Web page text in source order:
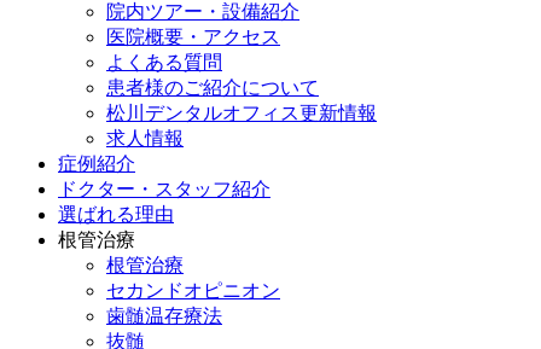
院内ツアー・設備紹介
医院概要・アクセス
よくある質問
患者様のご紹介について
松川デンタルオフィス更新情報
求人情報
症例紹介
ドクター・スタッフ紹介
選ばれる理由
根管治療
根管治療
セカンドオピニオン
歯髄温存療法
抜髄